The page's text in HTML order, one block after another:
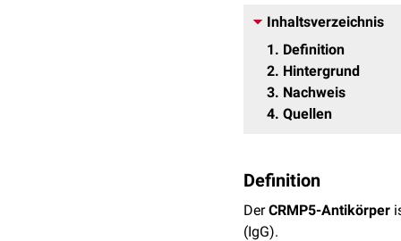
Inhaltsverzeichnis
1
Definition
2 Hintergrund
3 Nachweis
4 Quellen
Definition
DerCRMP5-Antikörper
(IgG).